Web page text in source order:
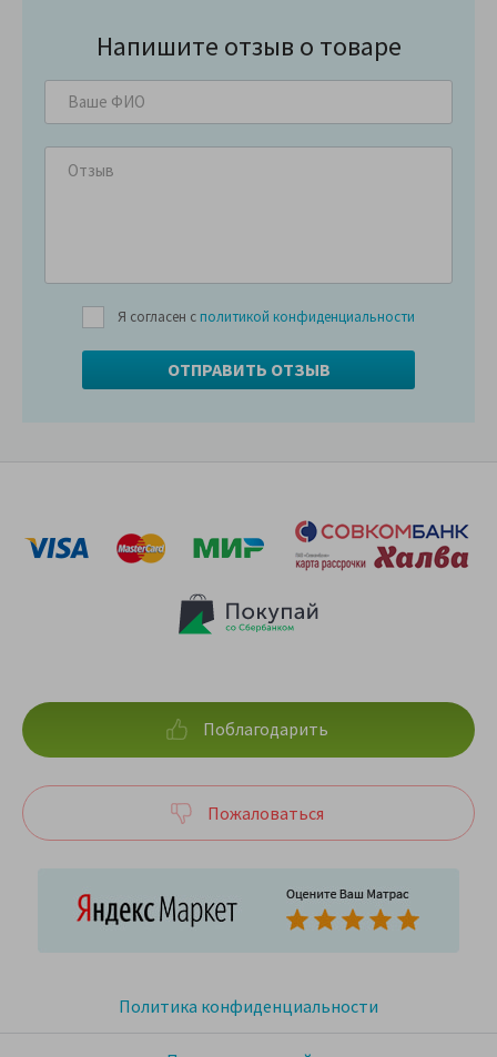
Напишите отзыв о товаре
Я согласен с политикой конфиденциальности
Политика конфиденциальности
Поблагодарить
Пожаловаться